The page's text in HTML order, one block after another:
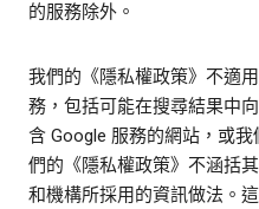
的服務除外。
我們的《隱私權政策》不適
務，包括可能在搜尋結果中
含 Google 服務的網站，或
們的《隱私權政策》不涵括
和機構所採用的資訊做法。